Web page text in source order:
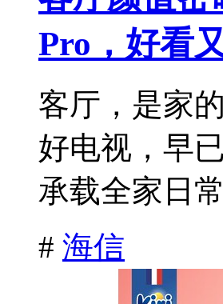
Pro，好看
客厅，是家
好电视，早
承载全家日
# 海信